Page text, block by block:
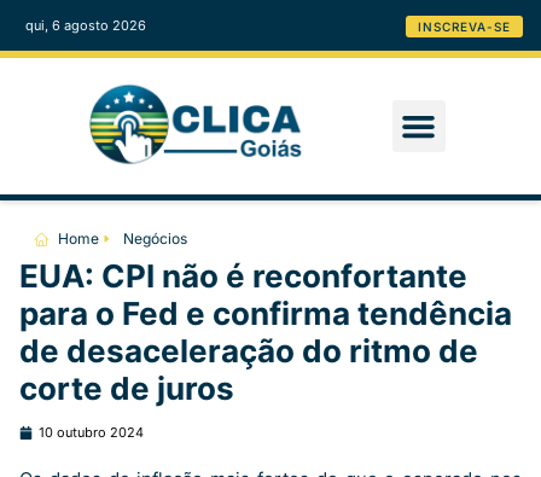
qui, 6 agosto 2026 INSCREVA-SE
Home Negócios
EUA: CPI não é reconfortante
para o Fed e confirma tendência
de desaceleração do ritmo de
corte de juros
10 outubro 2024